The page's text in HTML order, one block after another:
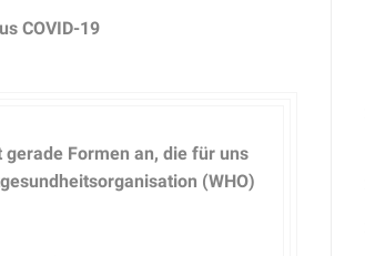
COVID-19
Formen an, die für uns
(WHO)